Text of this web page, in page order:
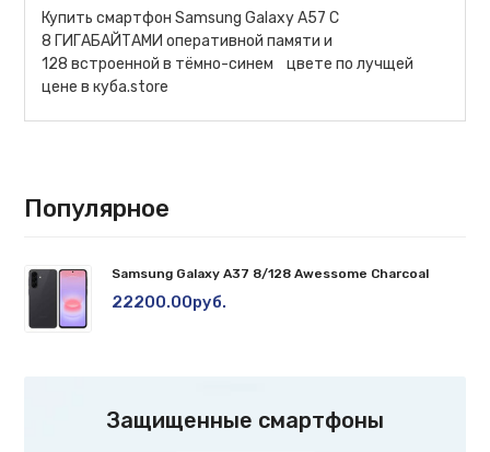
Купить смартфон Samsung Galaxy A57 С
8 ГИГАБАЙТАМИ оперативной памяти и
128 встроенной в тёмно-синем цвете по лучщей
цене в куба.store
Популярное
Samsung Galaxy A37 8/128 Awessome Charcoal
22200.00руб.
Защищенные смартфоны